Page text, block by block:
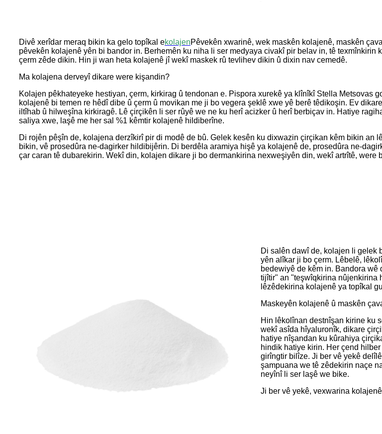
Divê xerîdar meraq bikin ka gelo topîkal ekolajenPêvekên xwarinê, wek maskên kolajenê, maskên
pêvekên kolajenê yên bi bandor in. Berhemên ku niha li ser medyaya civakî pir belav in, tê texmînkirin
çerm zêde dikin. Hin ji wan heta kolajenê jî wekî maskek rû tevlihev dikin û dixin nav cemedê.
Ma kolajena derveyî dikare were kişandin?
Kolajen pêkhateyeke hestiyan, çerm, kirkirag û tendonan e. Pispora xurekê ya klînîkî Stella Metsovas
kolajenê bi temen re hêdî dibe û çerm û movikan me ji bo vegera şeklê xwe yê berê têdikoşin. Ev
iltîhab û hilweşîna kirkiragê. Lê çirçikên li ser rûyê we ne ku herî acizker û herî berbiçav in. Hatiye
saliya xwe, laşê me her sal %1 kêmtir kolajenê hildiberîne.
Di rojên pêşîn de, kolajena derzîkirî pir di modê de bû. Gelek kesên ku dixwazin çirçikan kêm bikin an
bikin, vê prosedûra ne-dagirker hildibijêrin. Di berdêla aramiya hişê ya kolajenê de, prosedûra ne-
çar caran tê dubarekirin. Wekî din, kolajen dikare ji bo dermankirina nexweşiyên din, wekî artrîtê, were
Di salên dawî de, kolajen li gelek
yên alîkar ji bo çerm. Lêbelê,
bedewiyê de kêm in. Bandora
tijîtir" an "teşwîqkirina nûjenkirina
lêzêdekirina kolajenê ya topîkal
Maskeyên kolajenê û maskên
Hin lêkolînan destnîşan kirine ku
wekî asîda hîyaluronîk, dikare
hatiye nîşandan ku kûrahiya
hindik hatiye kirin. Her çend
girîngtir bilîze. Ji ber vê yekê
şampuana we tê zêdekirin naçe
neyînî li ser laşê we bike.
Ji ber vê yekê, vexwarina